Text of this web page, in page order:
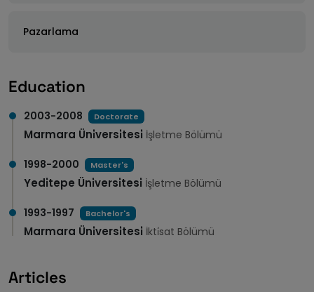
Education
2003-2008 Doctorate
Marmara Üni̇versi̇tesi̇ İşletme Bölümü
1998-2000 Master's
Yedi̇tepe Üni̇versi̇tesi̇ İşletme Bölümü
1993-1997 Bachelor's
Marmara Üni̇versi̇tesi̇ İkti̇sat Bölümü
Articles
Pazarlama